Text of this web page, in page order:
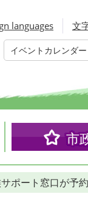
languages 文
イベントカレンダー
市
ポート窓口が予